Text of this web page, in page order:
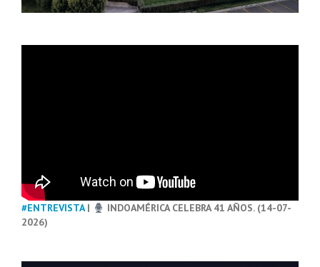
#ENTREVISTA|
INDOAMÉRICA CELEBRA 41 AÑOS. (14-07-
2026)